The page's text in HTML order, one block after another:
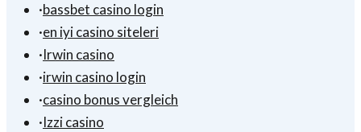
·bassbet casino login
·en iyi casino siteleri
·Irwin casino
·irwin casino login
·casino bonus vergleich
·Izzi casino